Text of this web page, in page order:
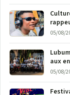
Bunia
05/08/
aux
05/08/